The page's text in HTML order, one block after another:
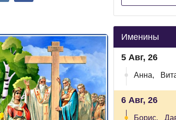
Именины
5 Авг, 26
Анна,
6 Авг, 26
Борис,